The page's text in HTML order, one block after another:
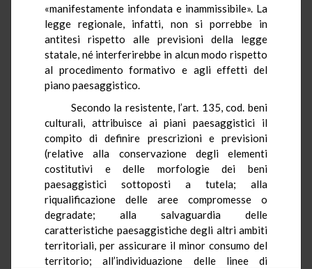
«manifestamente infondata e inammissibile». La
legge regionale, infatti, non si porrebbe in
antitesi rispetto alle previsioni della legge
statale, né interferirebbe in alcun modo rispetto
al procedimento formativo e agli effetti del
piano paesaggistico.
Secondo la resistente, l’art. 135, cod. beni
culturali, attribuisce ai piani paesaggistici il
compito di definire prescrizioni e previsioni
(relative alla conservazione degli elementi
costitutivi e delle morfologie dei beni
paesaggistici sottoposti a tutela; alla
riqualificazione delle aree compromesse o
degradate; alla salvaguardia delle
caratteristiche paesaggistiche degli altri ambiti
territoriali, per assicurare il minor consumo del
territorio; all’individuazione delle linee di